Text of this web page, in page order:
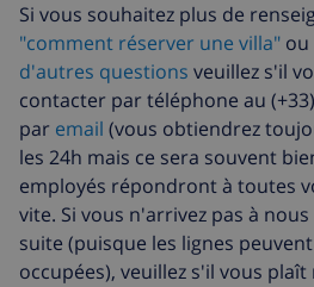
Si vous souhaitez plus de
"comment réserver une villa" ou
d'autres questions veuillez s'il
contacter par téléphone au
par email (vous obtiendrez
les 24h mais ce sera souvent
employés répondront à toutes
vite. Si vous n'arrivez pas à
suite (puisque les lignes
occupées), veuillez s'il vous plaît